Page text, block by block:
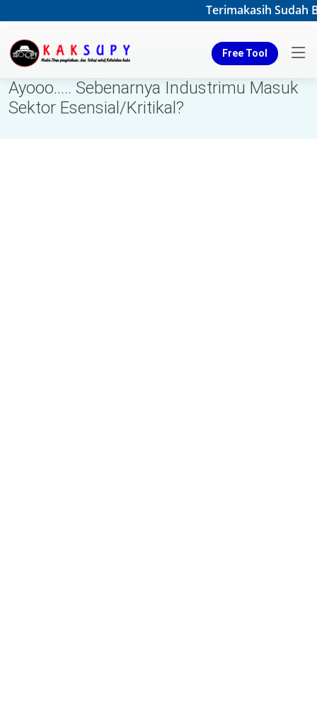
Terimakasih Sudah
Free Tool
Ayooo..... Sebenarnya Industrimu Masuk
Sektor Esensial/Kritikal?